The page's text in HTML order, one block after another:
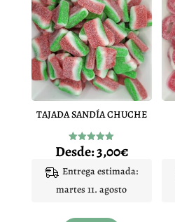
Las
opciones
se
pueden
elegir
en
la
de
producto
TAJADA SANDÍA CHUCHE
Valorado
con
de 5
Desde:3,00€
Entrega estimada:
martes 11. agosto